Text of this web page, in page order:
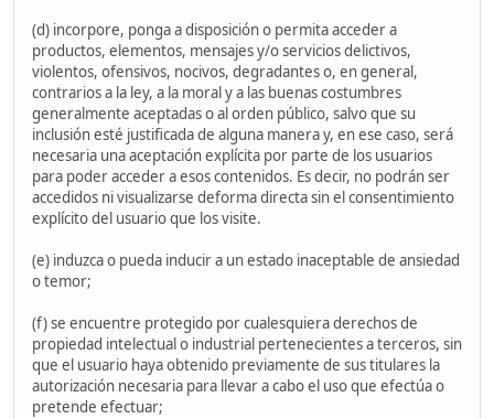
(d) incorpore, ponga a disposición o permita acceder a
productos, elementos, mensajes y/o servicios delictivos,
violentos, ofensivos, nocivos, degradantes o, en general,
contrarios a la ley, a la moral y a las buenas costumbres
generalmente aceptadas o al orden público, salvo que su
inclusión esté justificada de alguna manera y, en ese caso, será
necesaria una aceptación explícita por parte de los usuarios
para poder acceder a esos contenidos. Es decir, no podrán ser
accedidos ni visualizarse deforma directa sin el consentimiento
explícito del usuario que los visite.
(e) induzca o pueda inducir a un estado inaceptable de ansiedad
o temor;
(f) se encuentre protegido por cualesquiera derechos de
propiedad intelectual o industrial pertenecientes a terceros, sin
que el usuario haya obtenido previamente de sus titulares la
autorización necesaria para llevar a cabo el uso que efectúa o
pretende efectuar;